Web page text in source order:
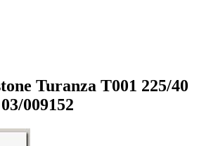
Turanza T001 225/40
009152